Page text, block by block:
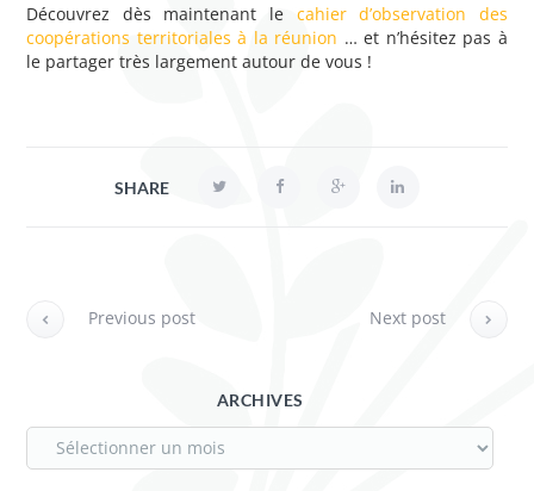
Découvrez dès maintenant le cahier d’observation des
coopérations territoriales à la réunion … et n’hésitez pas à
le partager très largement autour de vous !
SHARE
Previous post Next post
ARCHIVES